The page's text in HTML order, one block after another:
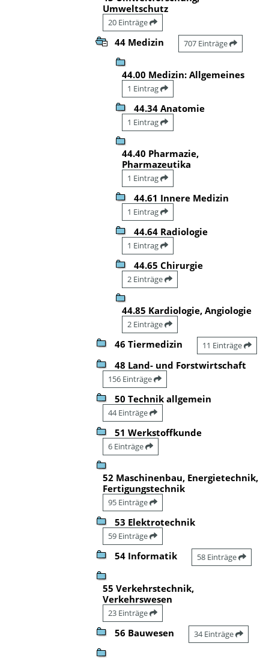
Umweltschutz
20 Einträge
44 Medizin 707 Einträge
44.00 Medizin: Allgemeines
1 Eintrag
44.34 Anatomie
1 Eintrag
44.40 Pharmazie,
Pharmazeutika
1 Eintrag
44.61 Innere Medizin
1 Eintrag
44.64 Radiologie
1 Eintrag
44.65 Chirurgie
2 Einträge
44.85 Kardiologie, Angiologie
2 Einträge
46 Tiermedizin 11 Einträge
48 Land- und Forstwirtschaft
156 Einträge
50 Technik allgemein
44 Einträge
51 Werkstoffkunde
6 Einträge
52 Maschinenbau, Energietechnik,
Fertigungstechnik
95 Einträge
53 Elektrotechnik
59 Einträge
54 Informatik 58 Einträge
55 Verkehrstechnik,
Verkehrswesen
23 Einträge
56 Bauwesen 34 Einträge